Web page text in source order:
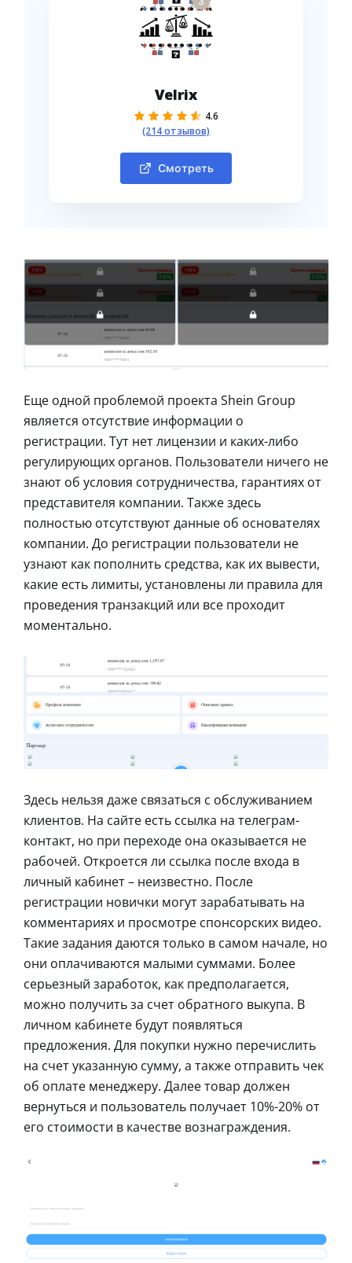
Velrix
4.6
(214 отзывов)
Смотреть
Еще одной проблемой проекта Shein Group
является отсутствие информации о
регистрации. Тут нет лицензии и каких-либо
регулирующих органов. Пользователи ничего не
знают об условия сотрудничества, гарантиях от
представителя компании. Также здесь
полностью отсутствуют данные об основателях
компании. До регистрации пользователи не
узнают как пополнить средства, как их вывести,
какие есть лимиты, установлены ли правила для
проведения транзакций или все проходит
моментально.
Здесь нельзя даже связаться с обслуживанием
клиентов. На сайте есть ссылка на телеграм-
контакт, но при переходе она оказывается не
рабочей. Откроется ли ссылка после входа в
личный кабинет – неизвестно. После
регистрации новички могут зарабатывать на
комментариях и просмотре спонсорских видео.
Такие задания даются только в самом начале, но
они оплачиваются малыми суммами. Более
серьезный заработок, как предполагается,
можно получить за счет обратного выкупа. В
личном кабинете будут появляться
предложения. Для покупки нужно перечислить
на счет указанную сумму, а также отправить чек
об оплате менеджеру. Далее товар должен
вернуться и пользователь получает 10%-20% от
его стоимости в качестве вознаграждения.